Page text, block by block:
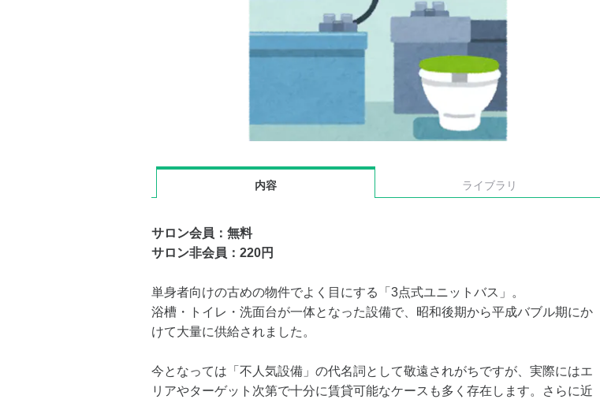
内容 ライブラリ
サロン会員：無料
サロン非会員：220円
単身者向けの古めの物件でよく目にする「3点式ユニットバス」。
浴槽・トイレ・洗面台が一体となった設備で、昭和後期から平成バブル期にか
けて大量に供給されました。
今となっては「不人気設備」の代名詞として敬遠されがちですが、実際にはエ
リアやターゲット次第で十分に賃貸可能なケースも多く存在します。さらに近